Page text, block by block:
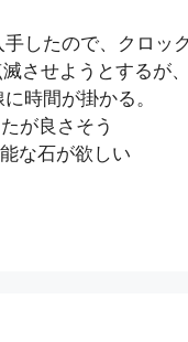
したので、クロッ
させようとするが
時間が掛かる。
が良さそう
な石が欲しい